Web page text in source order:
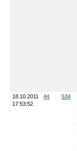
18.10.2011
17:53:52
44 534